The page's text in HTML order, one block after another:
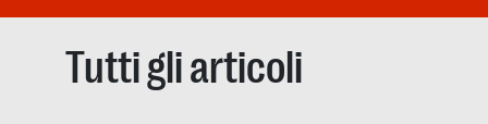
Tutti gli articoli